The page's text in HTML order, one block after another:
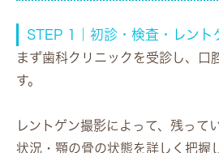
STEP 1｜初診・検査・レント
まず歯科クリニックを受診し、口
す。
レントゲン撮影によって、残って
状況・顎の骨の状態を詳しく把握